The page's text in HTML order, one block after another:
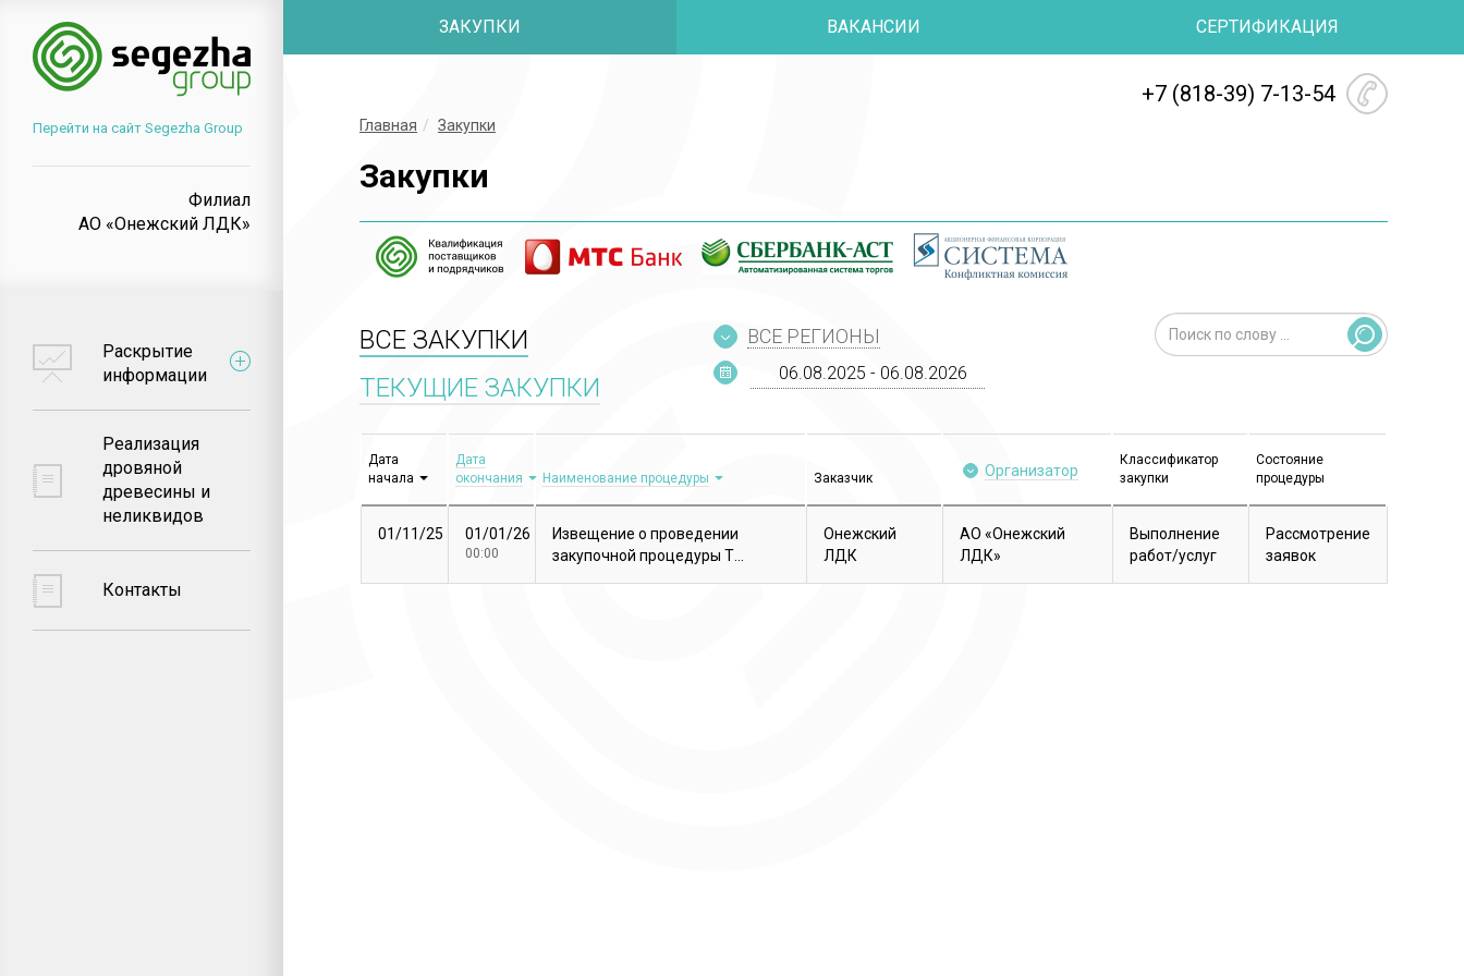
Перейти на сайт Segezha Group
Филиал
АО «Онежский ЛДК»
Раскрытие
информации
Реализация
дровяной
древесины и
неликвидов
Контакты
ЗАКУПКИ ВАКАНСИИ СЕРТИФИКАЦИЯ
+7 (818-39) 7-13-54
Главная Закупки
Закупки
ВСЕ ЗАКУПКИ
ТЕКУЩИЕ ЗАКУПКИ
ВСЕ РЕГИОНЫ
Дата
начала
Дата
окончания
Наименование процедуры Заказчик Организатор
Классификатор
закупки
Состояние
процедуры
01/11/25 01/01/26
00:00
Извещение о проведении
закупочной процедуры Т...
Онежский
ЛДК
АО «Онежский
ЛДК»
Выполнение
работ/услуг
Рассмотрение
заявок